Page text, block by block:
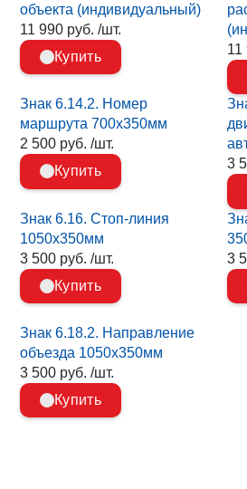
объекта (индивидуальный)
11 990 руб. /шт.
Купить
11
Знак 6.14.2. Номер
маршрута 700х350мм
2 500 руб. /шт.
Купить
3
Знак 6.16. Стоп-линия
1050х350мм
3 500 руб. /шт.
Купить
3
Знак 6.18.2. Направление
объезда 1050х350мм
3 500 руб. /шт.
Купить